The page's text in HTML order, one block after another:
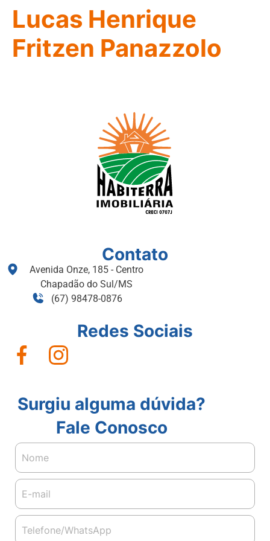
Lucas Henrique
Fritzen Panazzolo
Contato
Avenida Onze, 185 - Centro
Chapadão do Sul/MS
(67) 98478-0876
Redes Sociais
Surgiu alguma dúvida?
Fale Conosco